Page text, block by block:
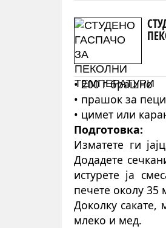
• 200 г брашно
• прашок за
• цимет или
Подготовка:
Изматете ги
Додадете
истурете ја
печете околу 35
Доколку
млеко и мед.